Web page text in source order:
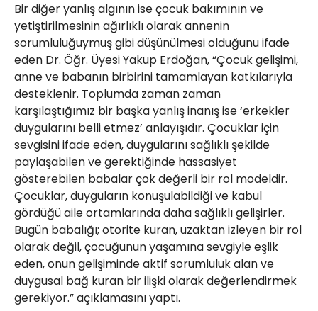
Bir diğer yanlış algının ise çocuk bakımının ve
yetiştirilmesinin ağırlıklı olarak annenin
sorumluluğuymuş gibi düşünülmesi olduğunu ifade
eden Dr. Öğr. Üyesi Yakup Erdoğan, “Çocuk gelişimi,
anne ve babanın birbirini tamamlayan katkılarıyla
desteklenir. Toplumda zaman zaman
karşılaştığımız bir başka yanlış inanış ise ‘erkekler
duygularını belli etmez’ anlayışıdır. Çocuklar için
sevgisini ifade eden, duygularını sağlıklı şekilde
paylaşabilen ve gerektiğinde hassasiyet
gösterebilen babalar çok değerli bir rol modeldir.
Çocuklar, duyguların konuşulabildiği ve kabul
gördüğü aile ortamlarında daha sağlıklı gelişirler.
Bugün babalığı; otorite kuran, uzaktan izleyen bir rol
olarak değil, çocuğunun yaşamına sevgiyle eşlik
eden, onun gelişiminde aktif sorumluluk alan ve
duygusal bağ kuran bir ilişki olarak değerlendirmek
gerekiyor.” açıklamasını yaptı.